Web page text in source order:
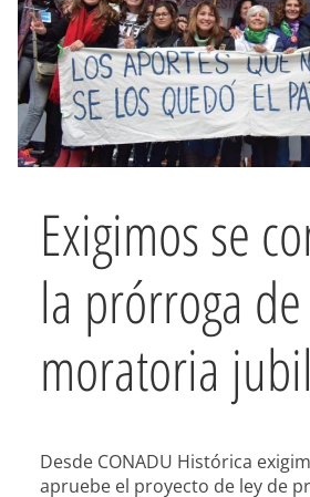
Exigimos se
la prórroga
moratoria
Desde CONADU Histórica
apruebe el proyecto de ley de